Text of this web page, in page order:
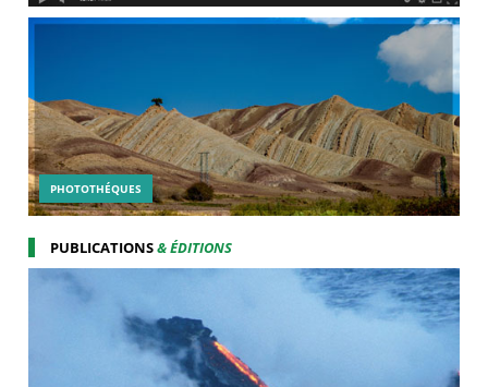
PHOTOTHÉQUES
PUBLICATIONS& ÉDITIONS